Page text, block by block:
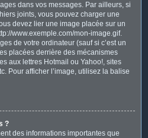
dans vos messages. Par ailleurs, si
joints, vous pouvez charger une
devez lier une image placée sur un
www.exemple.com/mon-image.gif.
de votre ordinateur (sauf si c’est un
placées derrière des mécanismes
aux lettres Hotmail ou Yahoo!, sites
Pour afficher l’image, utilisez la balise
?
des informations importantes que